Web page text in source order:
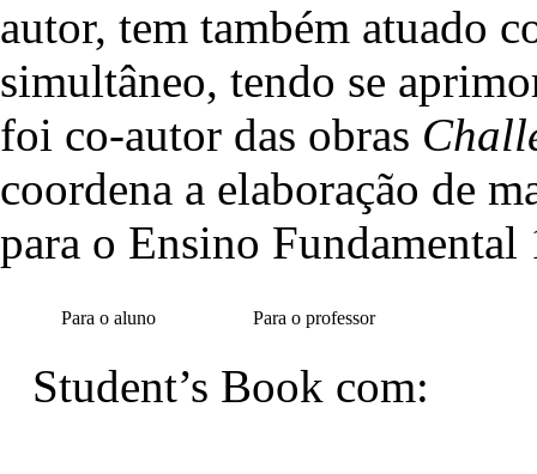
autor, tem também atuado
simultâneo, tendo se
foi co-autor das obras
coordena a elaboração de
para o Ensino Fundamental
Para o aluno Para o professor
Student’s Book com: